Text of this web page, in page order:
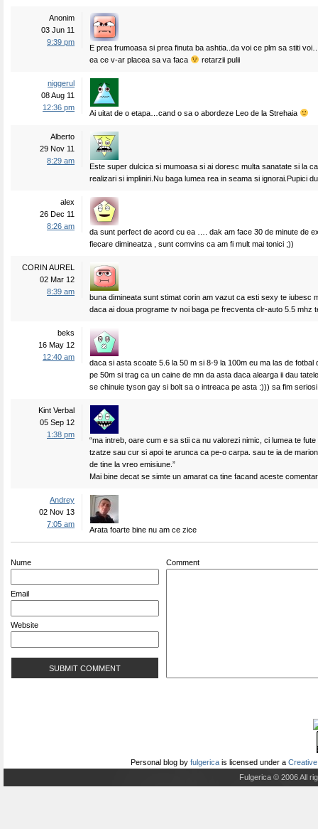
Anonim
03 Jun 11
9:39 pm
E prea frumoasa si prea finuta ba ashtia..da voi ce plm sa stiti
ea ce v-ar placea sa va faca
retarzii pulii
niggerul
08 Aug 11
12:36 pm
Ai uitat de o etapa…cand o sa o abordeze Leo de la Strehaia
Alberto
29 Nov 11
8:29 am
Este super dulcica si mumoasa si ai doresc multa sanatate si la
realizari si impliniri.Nu baga lumea rea in seama si ignorai.Pupici
alex
26 Dec 11
8:26 am
da sunt perfect de acord cu ea …. dak am face 30 de minute de
fiecare dimineatza , sunt comvins ca am fi mult mai tonici ;))
CORIN AUREL
02 Mar 12
8:39 am
buna dimineata sunt stimat corin am vazut ca esti sexy te iubesc
daca ai doua programe tv noi baga pe frecventa clr-auto 5.5 mhz
beks
16 May 12
12:40 am
daca si asta scoate 5.6 la 50 m si 8-9 la 100m eu ma las de fotbal
pe 50m si trag ca un caine de mn da asta daca alearga ii dau
se chinuie tyson gay si bolt sa o intreaca pe asta :))) sa fim seriosi
Kint Verbal
05 Sep 12
1:38 pm
“ma intreb, oare cum e sa stii ca nu valorezi nimic, ci lumea te
tzatze sau cur si apoi te arunca ca pe-o carpa. sau te ia de
de tine la vreo emisiune.”
Mai bine decat se simte un amarat ca tine facand aceste
Andrey
02 Nov 13
7:05 am
Arata foarte bine nu am ce zice
Nume
Email
Website
Comment
Personal blog by fulgerica is licensed under a
Fulgerica © 2006 All